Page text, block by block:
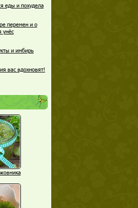
еды и похудела
перемен и о
унёс
и имбирь
вас вдохновят!